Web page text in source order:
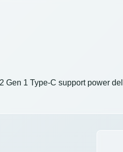
Gen 1 Type-C support power